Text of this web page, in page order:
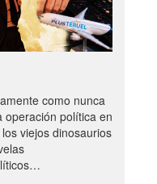
como nunca
política en
viejos dinosaurios